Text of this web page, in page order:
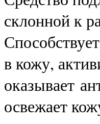
склонной к
в кожу,
оказывает
освежает